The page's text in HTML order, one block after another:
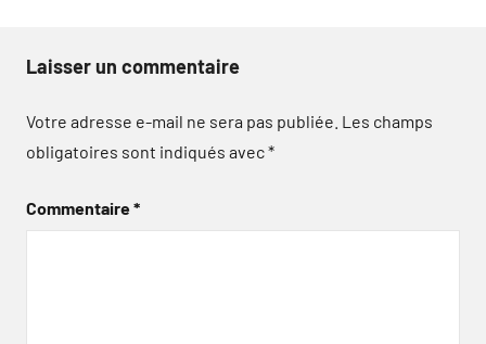
Laisser un commentaire
Votre adresse e-mail ne sera pas publiée. Les champs
obligatoires sont indiqués avec*
Commentaire*